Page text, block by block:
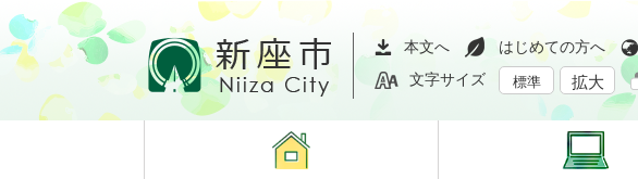
ペ
ー
ジ
メ
ニ
ュ
本文へ はじめての方へ
文字サイズ
標準 拡大